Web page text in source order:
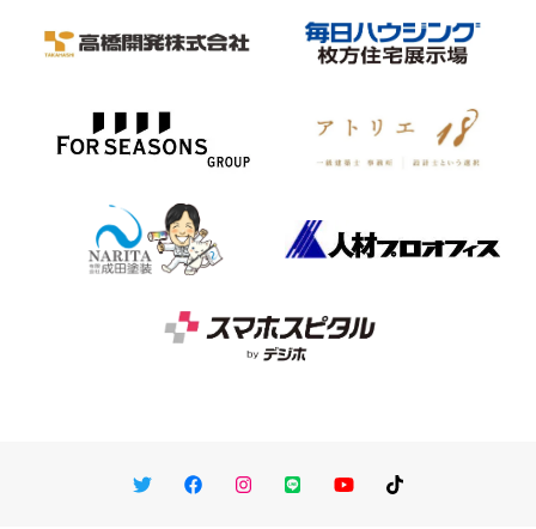
TwitterFacebookInstagram
LINE You TubeTikTok